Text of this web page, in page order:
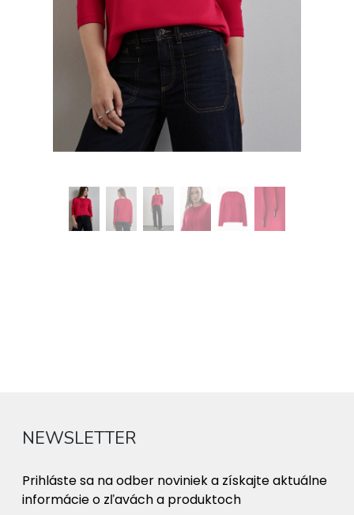
NEWSLETTER
Prihláste sa na odber noviniek a získajte aktuálne
informácie o zľavách a produktoch